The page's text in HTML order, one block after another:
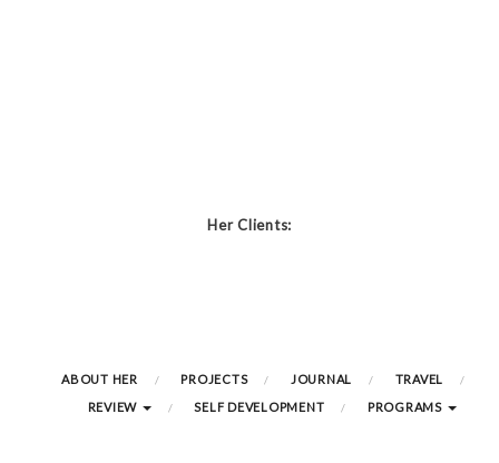
Her Clients:
ABOUT HER PROJECTS JOURNAL
TRAVEL
REVIEW
SELF DEVELOPMENT PROGRAMS